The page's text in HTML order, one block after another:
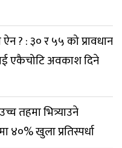
? : ३० र ५५ को प्रावधान
एकैचोटि अवकाश दिने
तहमा भित्र्याउने
४०% खुला प्रतिस्पर्धा